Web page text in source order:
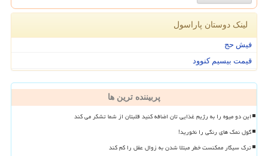
لینک دوستان پاراسول
فیش حج
قیمت بیسیم کنوود
پربیننده ترین ها
این دو میوه را به رژیم غذایی تان اضافه کنید قلبتان از شما تشکر می کند
گول نمک های رنگی را نخورید!
ترک سیگار ممکنست خطر مبتلا شدن به زوال عقل را کم کند